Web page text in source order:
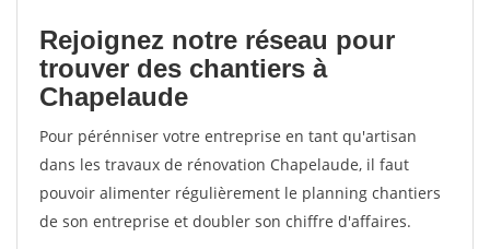
Rejoignez notre réseau pour
trouver des chantiers à
Chapelaude
Pour pérénniser votre entreprise en tant qu'artisan
dans les travaux de rénovation Chapelaude, il faut
pouvoir alimenter régulièrement le planning chantiers
de son entreprise et doubler son chiffre d'affaires.